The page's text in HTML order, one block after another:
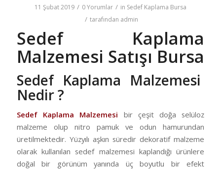
11 Şubat 2019 / 0 Yorumlar / in Sedef Kaplama Bursa
/ tarafından admin
Sedef Kaplama
Malzemesi Satışı Bursa
Sedef Kaplama Malzemesi
Nedir ?
Sedef Kaplama Malzemesi bir çeşit doğa selüloz
malzeme olup nitro pamuk ve odun hamurundan
üretilmektedir. Yüzyılı aşkın süredir dekoratif malzeme
olarak kullanılan sedef malzemesi kaplandığı ürünlere
doğal bir görünüm yanında üç boyutlu bir efekt